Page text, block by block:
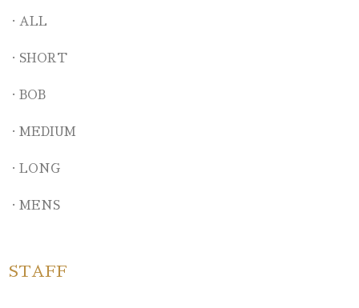
ALL
SHORT
BOB
MEDIUM
LONG
MENS
STAFF